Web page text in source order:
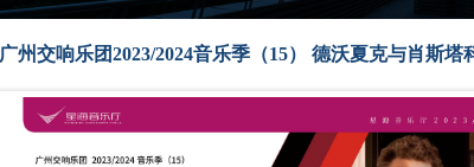
广州交响乐团2023/2024音乐季（15） 德沃夏克与肖斯塔